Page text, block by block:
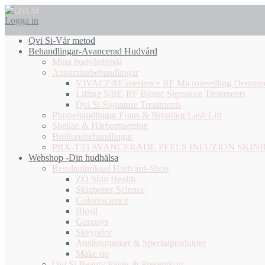
Logga in
Qvi Si-Vår metod
Behandlingar-Avancerad Hudvård
Mina hudvårdsmål
Apparaturbehandlingar
VIVACE®Experience RF Microneedling
Lifting NBE-RF Biotec Signature Treatments
Qvi Si Signature Treatments
Plusbehandlingar Frans & Brynfärg Lash Lift
Shellac & Hårborttagning
Bröllopsbehandlingar
PRX-T33 AVANCERADE PEELS INFUZION
Webshop -Din hudhälsa
Resultatinriktad Hudvård-Shop
ZO Skin Health
Skinbetter Science
Colorescience
Biosil
Genosys
Skeyndor
Ansiktsmasker & Specialprodukter
Make up